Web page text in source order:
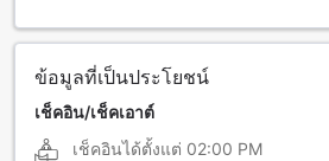
ข้อมูลที่เป็นประโยชน์
เช็คอิน/เช็คเอาต์
เช็คอินได้ตั้งแต่ 02:00 PM